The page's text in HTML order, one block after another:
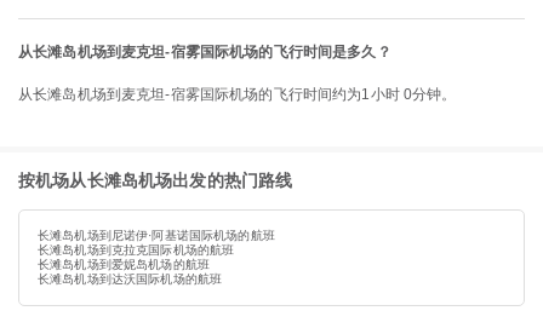
从长滩岛机场到麦克坦-宿雾国际机场的飞行时间是多久？
从长滩岛机场到麦克坦-宿雾国际机场的飞行时间约为1小时 0分钟。
按机场从长滩岛机场出发的热门路线
长滩岛机场到尼诺伊·阿基诺国际机场的航班
长滩岛机场到克拉克国际机场的航班
长滩岛机场到爱妮岛机场的航班
长滩岛机场到达沃国际机场的航班